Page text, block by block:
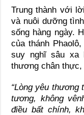
Trung thành với
và nuôi dưỡng
sống hàng ngày.
của thánh
suy nghĩ sâu xa
thương chân
“Lòng yêu thương
tương, không
điều bất chính,